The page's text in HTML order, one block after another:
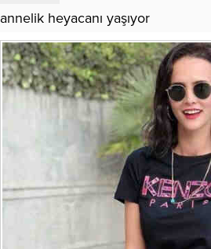
annelik heyacanı yaşıyor